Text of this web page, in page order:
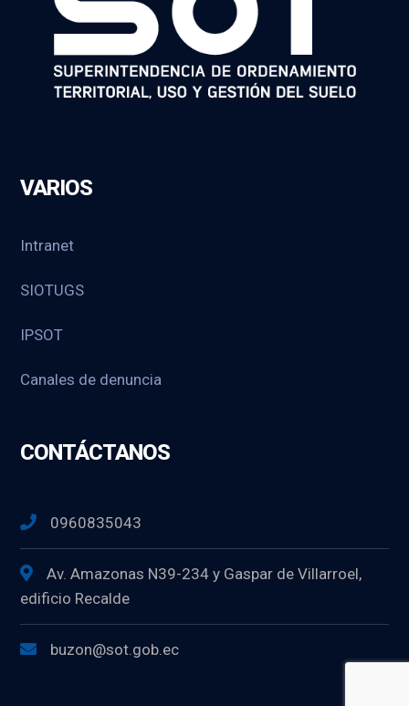
VARIOS
Intranet
SIOTUGS
IPSOT
Canales de denuncia
CONTÁCTANOS
0960835043
Av. Amazonas N39-234 y Gaspar de Villarroel,
edificio Recalde
buzon@sot.gob.ec